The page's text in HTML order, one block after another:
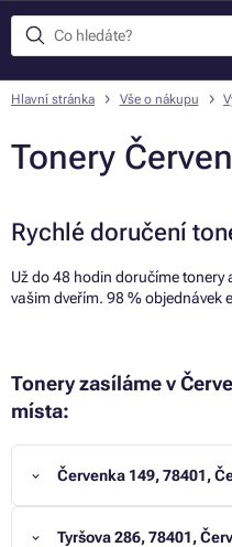
Hlavní stránka Vše o nákupu
Tonery
Rychlé doručení
Už do 48 hodin doručíme
vašim dveřím. 98 % objednávek
Tonery zasíláme v
místa:
Červenka 149, 78401,
Tyršova 286, 78401,